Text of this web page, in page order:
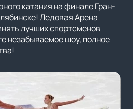
катания на финале Гран-
Ледовая Арена
лучших спортсменов
незабываемое шоу, полное